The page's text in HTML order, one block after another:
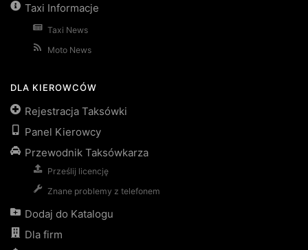
Taxi Informacje
Taxi News
Moto News
DLA KIEROWCÓW
Rejestracja Taksówki
Panel Kierowcy
Przewodnik Taksówkarza
Prześlij licencję
Znane problemy z telefonem
Dodaj do Katalogu
Dla firm